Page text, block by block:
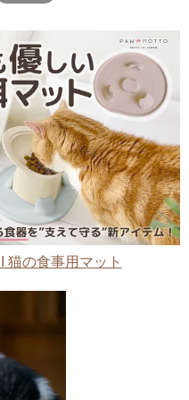
猫の食事用マット